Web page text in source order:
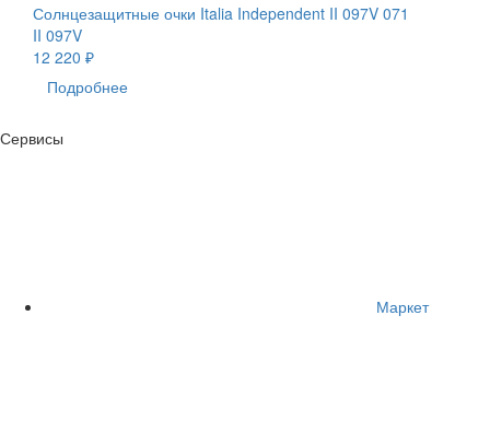
Солнцезащитные очки Italia Independent II 097V 071
II 097V
12 220 ₽
Подробнее
Сервисы
Маркет